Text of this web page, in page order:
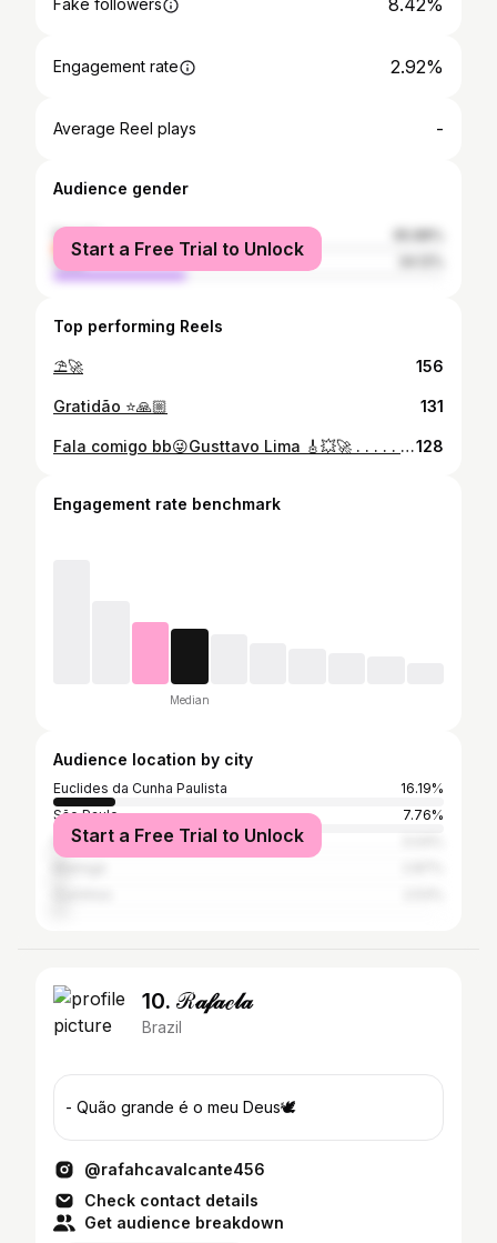
Fake followers 8.42%
Engagement rate 2.92%
Average Reel plays -
Audience gender
female
male
Start a Free Trial to Unlock
Top performing Reels
⛱️🚀 156
Gratidão ⭐🙏🏼 131
Fala comigo bb😜Gusttavo Lima 🎸💥🚀 . . . . . . . . . #gustavolima #vshows128
Engagement rate benchmark
Median
Audience location by city
Euclides da Cunha Paulista
16.19%
São Paulo
7.76%
Presidente Prudente
Start a Free Trial to Unlock
10. ℛ𝒶𝒻𝒶ℯ𝓁𝒶
Brazil
- Quão grande é o meu Deus🕊
@rafahcavalcante456
Check contact details
Get audience breakdown